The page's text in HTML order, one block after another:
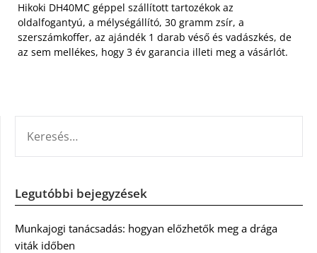
Hikoki DH40MC géppel szállított tartozékok az
oldalfogantyú, a mélységállító, 30 gramm zsír, a
szerszámkoffer, az ajándék 1 darab véső és vadászkés, de
az sem mellékes, hogy 3 év garancia illeti meg a vásárlót.
Legutóbbi bejegyzések
Munkajogi tanácsadás: hogyan előzhetők meg a drága
viták időben